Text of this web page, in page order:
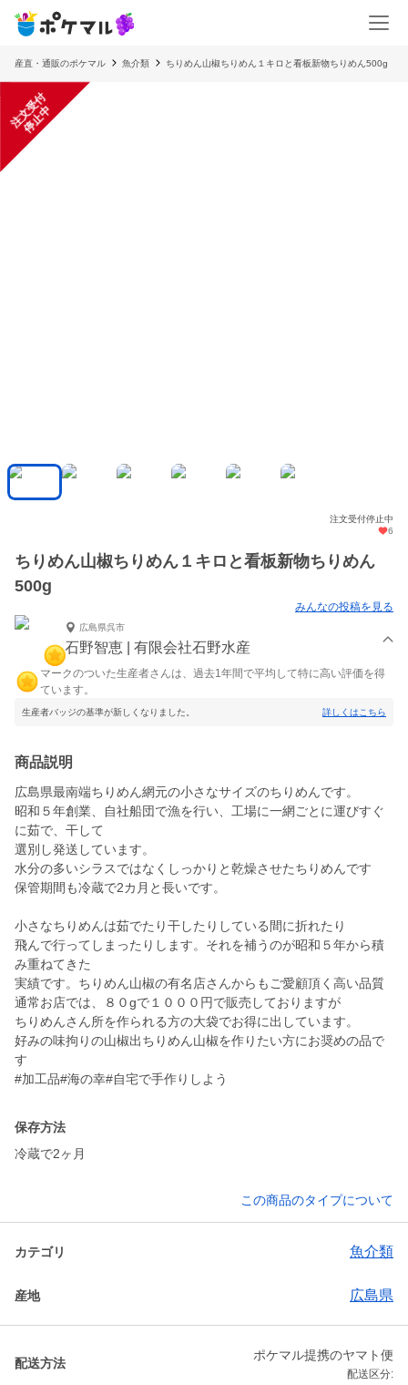
産直・通販のポケマル 魚介類 ちりめん山椒ちりめん１キロと看板新物ちりめん500g
注
文
受
付
停
止
中
注文受付停止中
6
ちりめん山椒ちりめん１キロと看板新物ちりめん
500g
みんなの投稿を見る
広島県呉市
石野智恵 | 有限会社石野水産
マークのついた生産者さんは、過去1年間で平均して特に高い評価を得
ています。
生産者バッジの基準が新しくなりました。 詳しくはこちら
商品説明
広島県最南端ちりめん網元の小さなサイズのちりめんです。
昭和５年創業、自社船団で漁を行い、工場に一網ごとに運びすぐ
に茹で、干して
選別し発送しています。
水分の多いシラスではなくしっかりと乾燥させたちりめんです
保管期間も冷蔵で2カ月と長いです。
小さなちりめんは茹でたり干したりしている間に折れたり
飛んで行ってしまったりします。それを補うのが昭和５年から積
み重ねてきた
実績です。ちりめん山椒の有名店さんからもご愛顧頂く高い品質
通常お店では、８０gで１０００円で販売しておりますが
ちりめんさん所を作られる方の大袋でお得に出しています。
好みの味拘りの山椒出ちりめん山椒を作りたい方にお奨めの品で
す
#加工品#海の幸#自宅で手作りしよう
保存方法
冷蔵で2ヶ月
この商品のタイプについて
カテゴリ 魚介類
産地 広島県
配送方法
ポケマル提携のヤマト便
配送区分: